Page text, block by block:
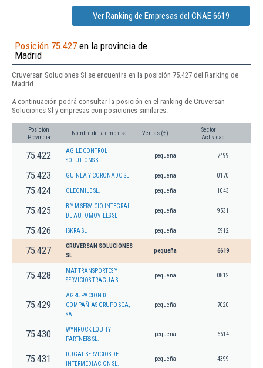
Ver Ranking de Empresas del CNAE 6619
Posición 75.427 en la provincia de
Madrid
Cruversan Soluciones Sl se encuentra en la posición 75.427 del Ranking de
Madrid.
A continuación podrá consultar la posición en el ranking de Cruversan
Soluciones Sl y empresas con posiciones similares:
Posición
Provincia
Nombre de la empresa Ventas (€)
Sector
Actividad
75.422
AGILE CONTROL
SOLUTIONS SL.
pequeña 7499
75.423 GUINEA Y CORONADO SL pequeña 0170
75.424 OLEOMILE SL. pequeña 1043
75.425
B Y M SERVICIO INTEGRAL
DE AUTOMOVILES SL
pequeña 9531
75.426 ISKRA SL pequeña 5912
75.427
CRUVERSAN SOLUCIONES
SL
pequeña 6619
75.428
MAT TRANSPORTES Y
SERVICIOS TRAGUA SL.
pequeña 0812
75.429
AGRUPACION DE
COMPAÑIAS GRUPO SCA,
SA
pequeña 7020
75.430
WYNROCK EQUITY
PARTNERS SL.
pequeña 6614
75.431
DUGAL SERVICIOS DE
INTERMEDIACION SL.
pequeña 4399